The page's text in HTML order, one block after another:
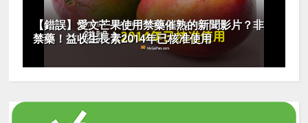
【錯誤】愛文芒果使用禁藥催熟的新聞影片？非
禁藥！益收生長素2014年已核准使用